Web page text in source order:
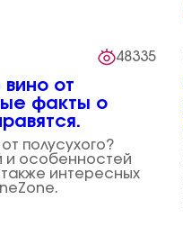
48335
от
факты о
полусухого?
и особенностей
также интересных